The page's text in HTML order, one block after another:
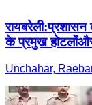
के प्रमुख
Unchahar,